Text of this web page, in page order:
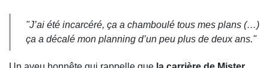
"J’ai été incarcéré, ça a chamboulé tous mes plans (…)
ça a décalé mon planning d’un peu plus de deux ans."